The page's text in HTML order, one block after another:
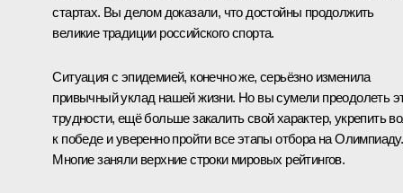
стартах. Вы делом доказали, что достойны продолжить
великие традиции российского спорта.
Ситуация с эпидемией, конечно же, серьёзно изменила
привычный уклад нашей жизни. Но вы сумели преодолеть
трудности, ещё больше закалить свой характер, укрепить
к победе и уверенно пройти все этапы отбора на Олимпиаду.
Многие заняли верхние строки мировых рейтингов.